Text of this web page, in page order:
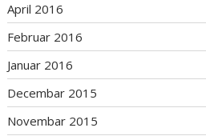
April 2016
Februar 2016
Januar 2016
Decembar 2015
Novembar 2015